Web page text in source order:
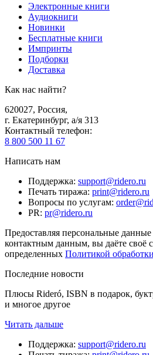
Электронные книги
Аудиокниги
Новинки
Бесплатные книги
Импринты
Подборки
Доставка
Как нас найти?
620027, Россия,
г. Екатеринбург, а/я 313
Контактный телефон:
8 800 500 11 67
Написать нам
Поддержка: support@ridero.ru
Печать тиража: print@ridero.ru
Вопросы по услугам:
PR: pr@ridero.ru
Предоставляя персональные
контактным данным, вы даёте своё
определенных Политикой
Последние новости
Плюсы Rideró, ISBN в подарок,
и многое другое
Читать дальше
Поддержка: support@ridero.ru